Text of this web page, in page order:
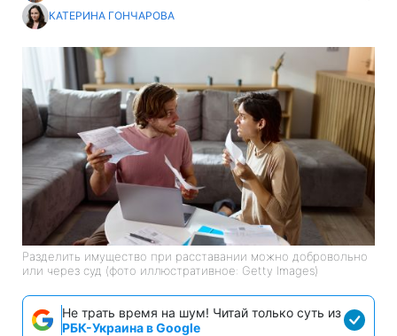
КАТЕРИНА ГОНЧАРОВА
Разделить имущество при расставании можно добровольно
или через суд (фото иллюстративное: Getty Images)
Не трать время на шум! Читай только суть из
РБК-Украина в Google